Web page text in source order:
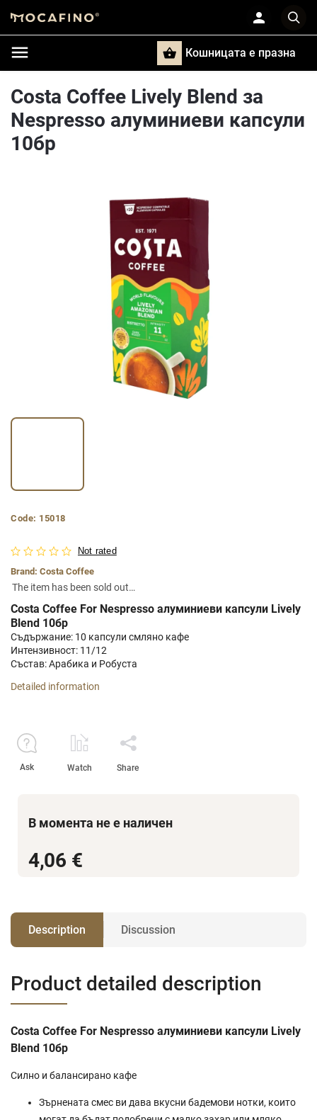
Кошницата e празна
Costa Coffee Lively Blend за
Nespresso алуминиеви капсули
10бр
Code: 15018
Not rated
Brand: Costa Coffee
4,06 €
В момента не е наличен
The item has been sold out…
Costa Coffee For Nespresso алуминиеви капсули Lively
Blend 10бр
Съдържание: 10 капсули смляно кафе
Интензивност: 11/12
Състав: Арабика и Робуста
Detailed information
Ask Watch Share
Description Discussion
Product detailed description
Costa Coffee For Nespresso алуминиеви капсули Lively
Blend 10бр
Силно и балансирано кафе
Зърнената смес ви дава вкусни бадемови нотки, които